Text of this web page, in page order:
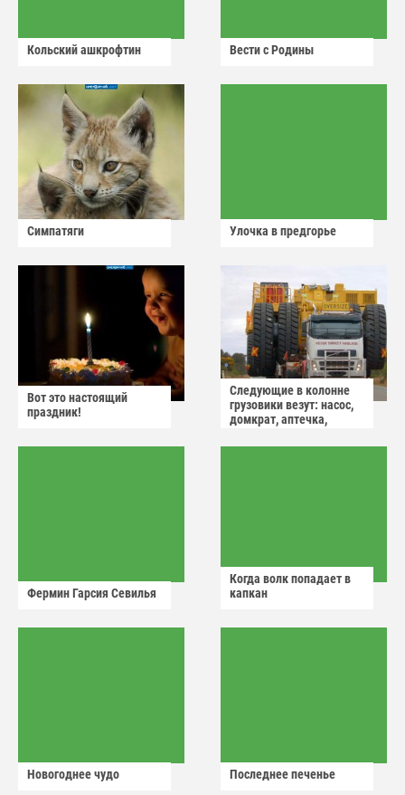
Кольский ашкрофтин Вести с Родины
Симпатяги Улочка в предгорье
Вот это настоящий
праздник!
Следующие в колонне
грузовики везут: насос,
домкрат, аптечка,
Фермин Гарсия Севилья
Когда волк попадает в
капкан
Новогоднее чудо Последнее печенье